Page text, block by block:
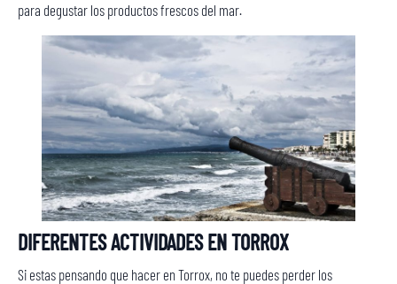
para degustar los productos frescos del mar.
DIFERENTES ACTIVIDADES EN TORROX
Si estas pensando que hacer en Torrox, no te puedes perder los